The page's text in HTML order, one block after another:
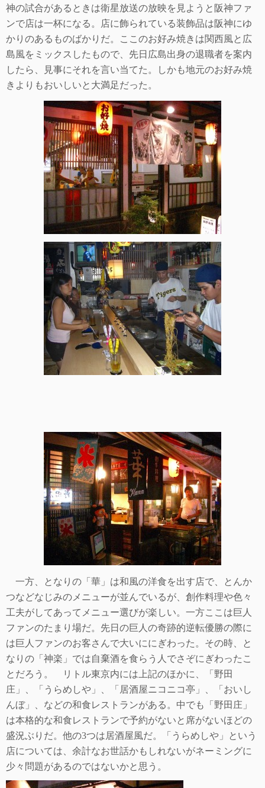
神の試合があるときは衛星放送の放映を見ようと阪神ファ
ンで店は一杯になる。店に飾られている装飾品は阪神にゆ
かりのあるものばかりだ。ここのお好み焼きは関西風と広
島風をミックスしたもので、先日広島出身の退職者を案内
したら、見事にそれを言い当てた。しかも地元のお好み焼
きよりもおいしいと大満足だった。
一方、となりの「華」は和風の洋食を出す店で、とんか
つなどなじみのメニューが並んでいるが、創作料理や色々
工夫がしてあってメニュー選びが楽しい。一方ここは巨人
ファンのたまり場だ。先日の巨人の奇跡的逆転優勝の際に
は巨人ファンのお客さんで大いににぎわった。その時、と
なりの「神楽」では自棄酒を食らう人でさぞにぎわったこ
とだろう。 リトル東京内には上記のほかに、「野田
庄」、「うらめしや」、「居酒屋ニコニコ亭」、「おいし
んぼ」、などの和食レストランがある。中でも「野田庄」
は本格的な和食レストランで予約がないと席がないほどの
盛況ぶりだ。他の3つは居酒屋風だ。「うらめしや」という
店については、余計なお世話かもしれないがネーミングに
少々問題があるのではないかと思う。